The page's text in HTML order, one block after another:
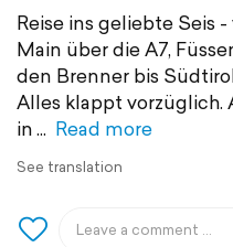
Reise ins geliebte Seis
Main über die A7,
den Brenner bis
Alles klappt vorzüglich.
in
Read more
See translation